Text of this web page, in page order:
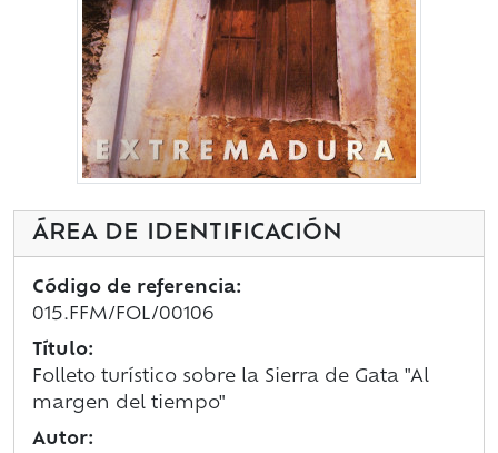
ÁREA DE IDENTIFICACIÓN
Código de referencia:
015.FFM/FOL/00106
Título:
Folleto turístico sobre la Sierra de Gata "Al
margen del tiempo"
Autor: